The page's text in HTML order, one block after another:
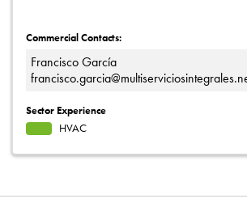
Commercial Contacts:
Francisco García
Sector Experience
HVAC